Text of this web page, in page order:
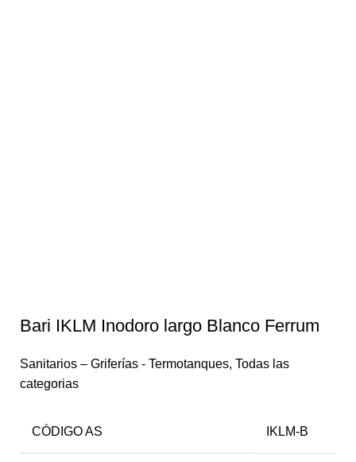
Bari IKLM Inodoro largo Blanco Ferrum
Sanitarios – Griferías - Termotanques, Todas las
categorias
CÓDIGO AS IKLM-B